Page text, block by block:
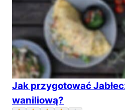
Jak przygotować
waniliową?